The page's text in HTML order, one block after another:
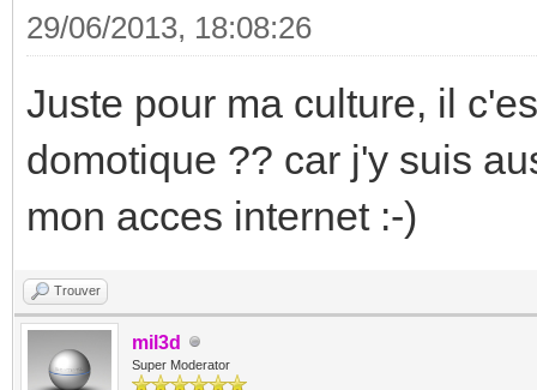
29/06/2013, 18:08:26
Juste pour ma culture, il
domotique ?? car j'y suis
mon acces internet :-)
Trouver
mil3d
Super Moderator